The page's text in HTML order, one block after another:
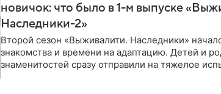
новичок: что было в 1-м выпуске
Наследники-2»
Второй сезон «Выживалити. Наследники»
знакомства и времени на адаптацию. Детей и
знаменитостей сразу отправили на тяжелое